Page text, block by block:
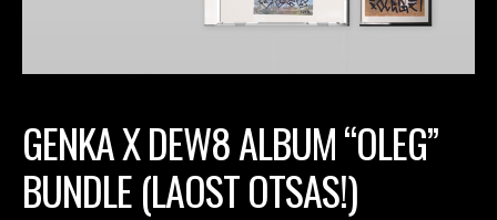
GENKA X DEW8 ALBUM “OLEG”
BUNDLE (LAOST OTSAS!)